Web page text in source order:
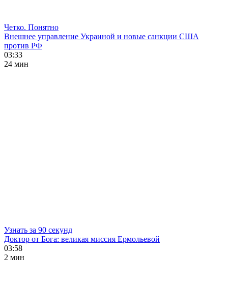
Четко. Понятно
Внешнее управление Украиной и новые санкции США
против РФ
03:33
24 мин
Узнать за 90 секунд
Доктор от Бога: великая миссия Ермольевой
03:58
2 мин